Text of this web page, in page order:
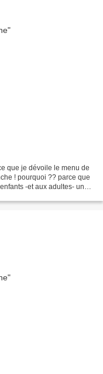
que je dévoile le menu de
! pourquoi ?? parce que
-et aux adultes- une